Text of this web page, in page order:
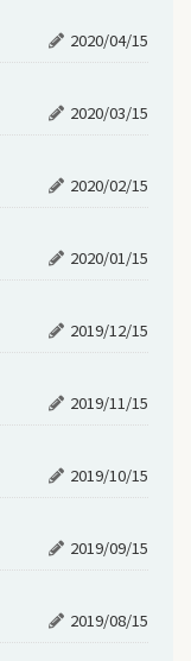
2020/04/15
2020/03/15
2020/02/15
2020/01/15
2019/12/15
2019/11/15
2019/10/15
2019/09/15
2019/08/15